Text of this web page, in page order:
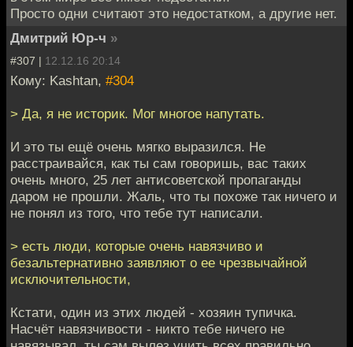
Просто одни считают это недостатком, а другие нет.
Дмитрий Юр-ч »
#307 | 12.12.16 20:14
Кому: Kashtan, #304
> Да, я не историк. Мог многое напутать.
И это ты ещё очень мягко выразился. Не
расстраивайся, как ты сам говоришь, вас таких
очень много, 25 лет антисоветской пропаганды
даром не прошли. Жаль, что ты похоже так ничего и
не понял из того, что тебе тут написали.
> есть люди, которые очень навязчиво и
безальтернативно заявляют о ее чрезвычайной
исключительности,
Кстати, один из этих людей - хозяин тупичка.
Насчёт навязчивости - никто тебе ничего не